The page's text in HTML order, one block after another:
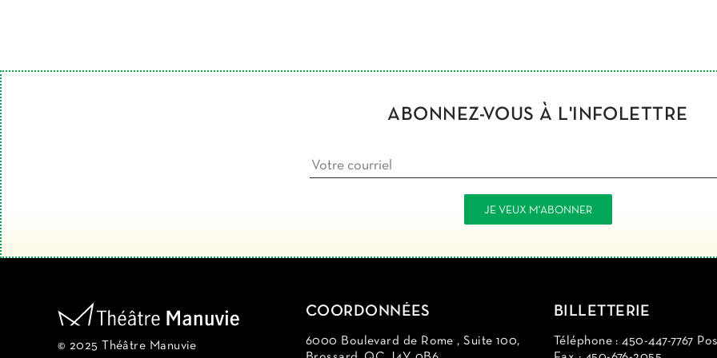
ABONNEZ-VOUS À L'INFOLETTRE
© 2025 Théâtre Manuvie
COORDONNÉES
6000 Boulevard de Rome , Suite 100,
BILLETTERIE
Téléphone : 450-447-7767